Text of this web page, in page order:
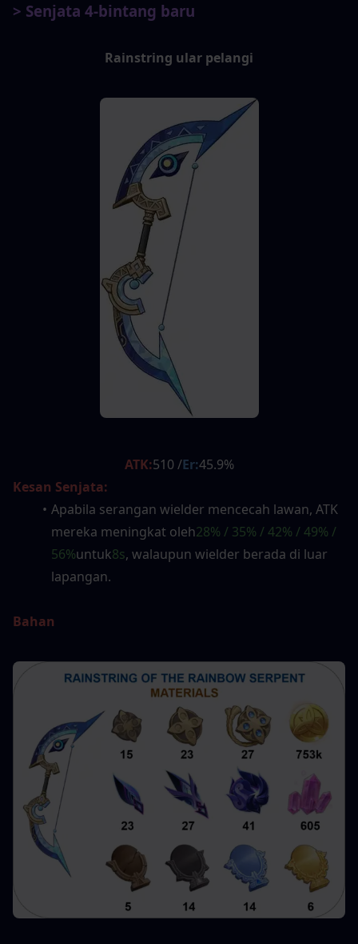
> Senjata 4-bintang baru
Rainstring ular pelangi
ATK:510 /Er:45.9%
Kesan Senjata:
Apabila serangan wielder mencecah lawan, ATK
mereka meningkat oleh28% / 35% / 42% / 49% /
56%untuk8s, walaupun wielder berada di luar
lapangan.
Bahan